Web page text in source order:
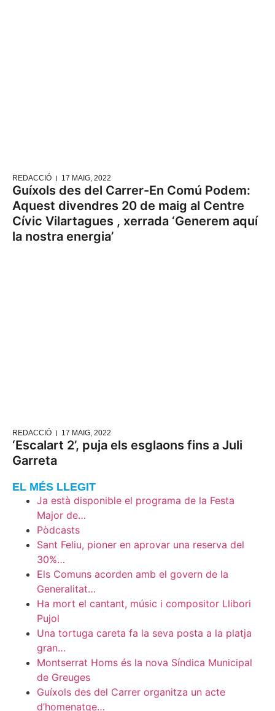
REDACCIÓ 17 MAIG, 2022
Guíxols des del Carrer-En Comú Podem:
Aquest divendres 20 de maig al Centre
Cívic Vilartagues , xerrada ‘Generem aquí
la nostra energia’
REDACCIÓ 17 MAIG, 2022
‘Escalart 2’, puja els esglaons fins a Juli
Garreta
EL MÉS LLEGIT
Ja està disponible el programa de la Festa
Major de…
Pòdcasts
Sant Feliu, pioner en aprovar una reserva del
30%…
Els Comuns acorden amb el govern de la
Generalitat…
Ha mort el cantant, músic i compositor Llibori
Pujol
Una tortuga careta fa la seva posta a la platja
gran…
Montserrat Homs és la nova Síndica Municipal
de Greuges
Guíxols des del Carrer organitza un acte
d’homenatge…